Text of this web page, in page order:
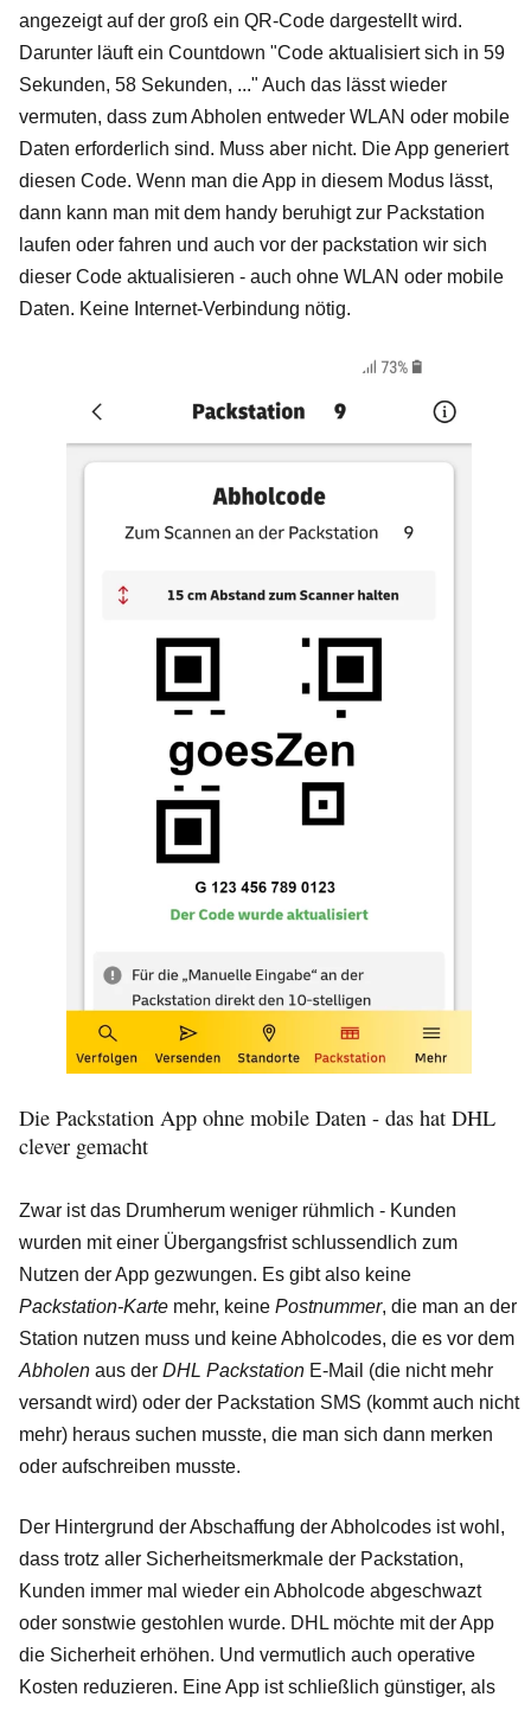
angezeigt auf der groß ein QR-Code dargestellt wird.
Darunter läuft ein Countdown "Code aktualisiert sich in 59
Sekunden, 58 Sekunden, ..." Auch das lässt wieder
vermuten, dass zum Abholen entweder WLAN oder mobile
Daten erforderlich sind. Muss aber nicht. Die App generiert
diesen Code. Wenn man die App in diesem Modus lässt,
dann kann man mit dem handy beruhigt zur Packstation
laufen oder fahren und auch vor der packstation wir sich
dieser Code aktualisieren - auch ohne WLAN oder mobile
Daten. Keine Internet-Verbindung nötig.
Die Packstation App ohne mobile Daten - das hat DHL
clever gemacht
Zwar ist das Drumherum weniger rühmlich - Kunden
wurden mit einer Übergangsfrist schlussendlich zum
Nutzen der App gezwungen. Es gibt also keine
Packstation-Karte mehr, keine Postnummer, die man an der
Station nutzen muss und keine Abholcodes, die es vor dem
Abholen aus der DHL Packstation E-Mail (die nicht mehr
versandt wird) oder der Packstation SMS (kommt auch nicht
mehr) heraus suchen musste, die man sich dann merken
oder aufschreiben musste.
Der Hintergrund der Abschaffung der Abholcodes ist wohl,
dass trotz aller Sicherheitsmerkmale der Packstation,
Kunden immer mal wieder ein Abholcode abgeschwazt
oder sonstwie gestohlen wurde. DHL möchte mit der App
die Sicherheit erhöhen. Und vermutlich auch operative
Kosten reduzieren. Eine App ist schließlich günstiger, als